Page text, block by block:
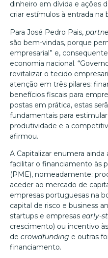
dinheiro em dívida e ações
criar estímulos à entrada na
Para José Pedro Pais,
são bem-vindas, porque
empresarial” e,
economia nacional.
revitalizar o tecido
atenção em três pilares:
benefícios fiscais para
postas em prática, estas
fundamentais para
produtividade e a
afirmou.
A Capitalizar enumera
facilitar o financiamento às
(PME), nomeadamente:
aceder ao mercado de
empresas portuguesas na
capital de risco e business
startups e empresas early-
crescimento) ou incentivo
de crowdfunding e outras
financiamento.